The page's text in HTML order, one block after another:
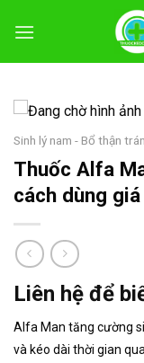
đến
Sinh lý nam - Bổ thận
Thuốc Alfa
cách dùng
Liên hệ để
Alfa Man tăng cường
và kéo dài thời gian